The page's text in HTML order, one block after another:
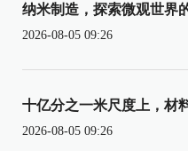
纳米制造，探索微观世界
2026-08-05 09:26
十亿分之一米尺度上，材
2026-08-05 09:26